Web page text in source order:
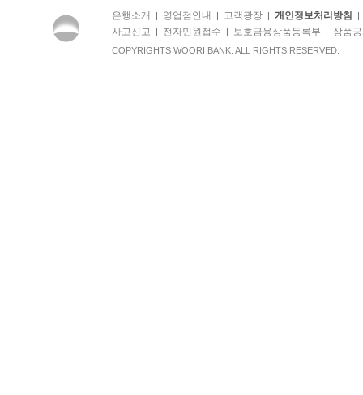
은행소개 | 영업점안내 | 고객광장| 개인정보처리방침
사고신고 | 전자민원접수 | 보호금융상품등록부 | 상품
COPYRIGHTS WOORI BANK. ALL RIGHTS RESERVED.